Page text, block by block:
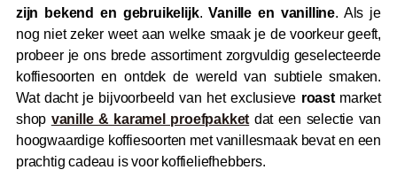
zijn bekend en gebruikelijk.Vanille en vanilline. Als je
nog niet zeker weet aan welke smaak je de voorkeur geeft,
probeer je ons brede assortiment zorgvuldig geselecteerde
koffiesoorten en ontdek de wereld van subtiele smaken.
Wat dacht je bijvoorbeeld van het exclusieve roastmarket
shop vanille & karamel proefpakket dat een selectie van
hoogwaardige koffiesoorten met vanillesmaak bevat en een
prachtig cadeau is voor koffieliefhebbers.